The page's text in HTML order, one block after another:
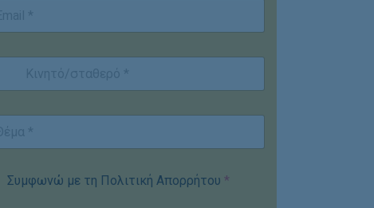
Συμφωνώ με τη Πολιτική Απορρήτου *